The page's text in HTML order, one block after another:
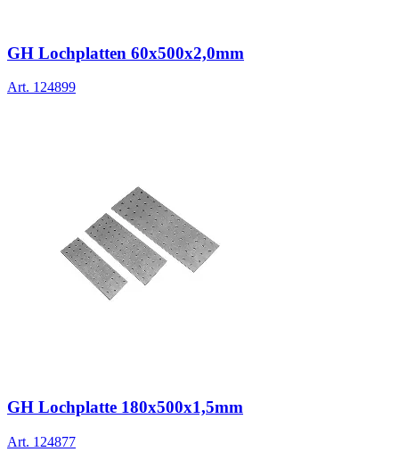
GH Lochplatten 60x500x2,0mm
Art. 124899
GH Lochplatte 180x500x1,5mm
Art. 124877